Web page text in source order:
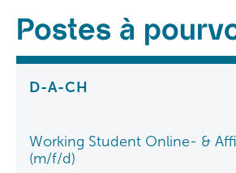
Postes à
D-A-CH
Working Student Online- &
(m/f/d)